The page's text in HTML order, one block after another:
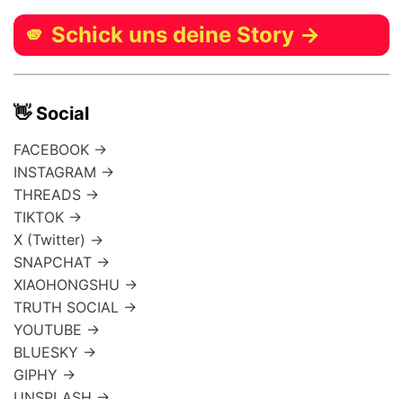
🫵 Schick uns deine Story →
👋 Social
FACEBOOK →
INSTAGRAM →
THREADS →
TIKTOK →
X (Twitter) →
SNAPCHAT →
XIAOHONGSHU →
TRUTH SOCIAL →
YOUTUBE →
BLUESKY →
GIPHY →